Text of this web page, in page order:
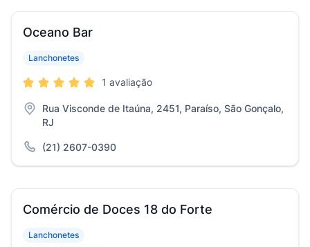
Oceano Bar
Lanchonetes
1 avaliação
Rua Visconde de Itaúna, 2451, Paraíso, São Gonçalo,
RJ
(21) 2607-0390
Comércio de Doces 18 do Forte
Lanchonetes